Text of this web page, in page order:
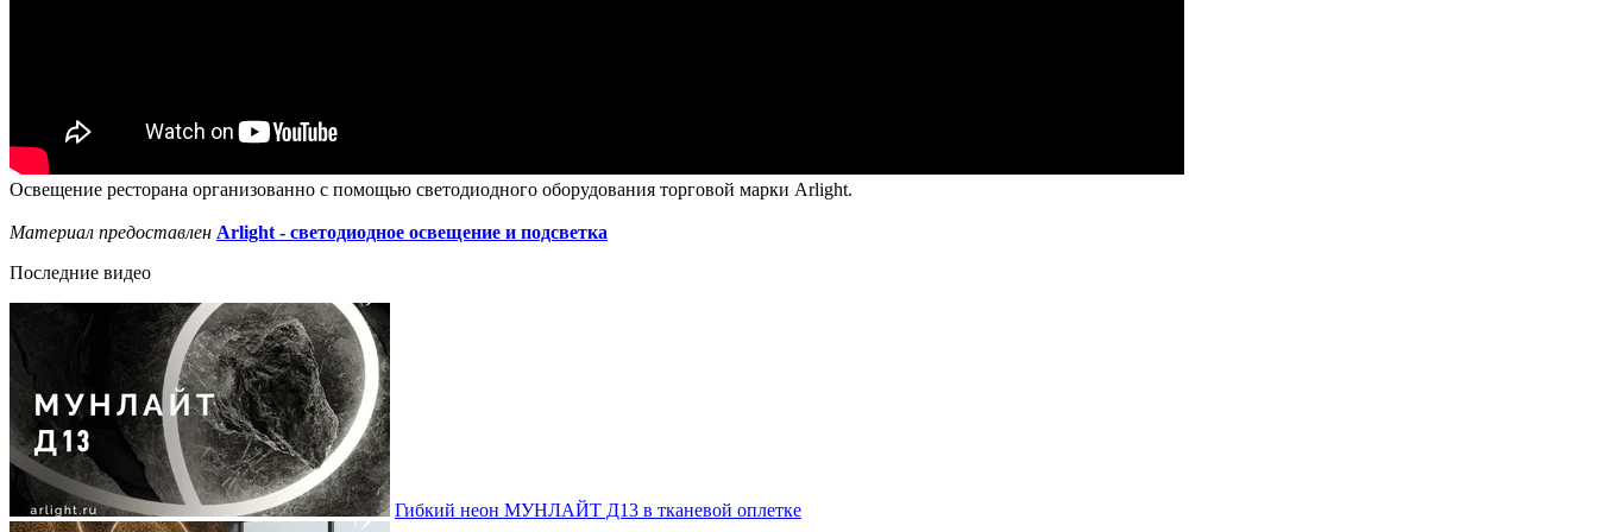
Освещение ресторана организованно с помощью светодиодного оборудования торговой марки Arlight.
Материал предоставлен Arlight - светодиодное освещение и подсветка
Последние видео
Гибкий неон МУНЛАЙТ Д13 в тканевой оплетке